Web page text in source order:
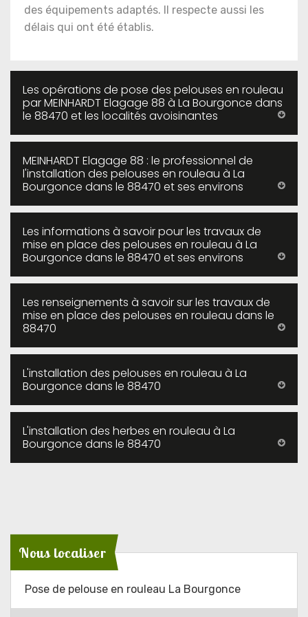
des équipements adaptés. Il respecte aussi les
délais qui ont été établis.
Les opérations de pose des pelouses en rouleau
par MEINHARDT Elagage 88 à La Bourgonce dans
le 88470 et les localités avoisinantes
MEINHARDT Elagage 88 : le professionnel de
l'installation des pelouses en rouleau à La
Bourgonce dans le 88470 et ses environs
Les informations à savoir pour les travaux de
mise en place des pelouses en rouleau à La
Bourgonce dans le 88470 et ses environs
Les renseignements à savoir sur les travaux de
mise en place des pelouses en rouleau dans le
88470
L'installation des pelouses en rouleau à La
Bourgonce dans le 88470
L'installation des herbes en rouleau à La
Bourgonce dans le 88470
Nous localiser
Pose de pelouse en rouleau La Bourgonce